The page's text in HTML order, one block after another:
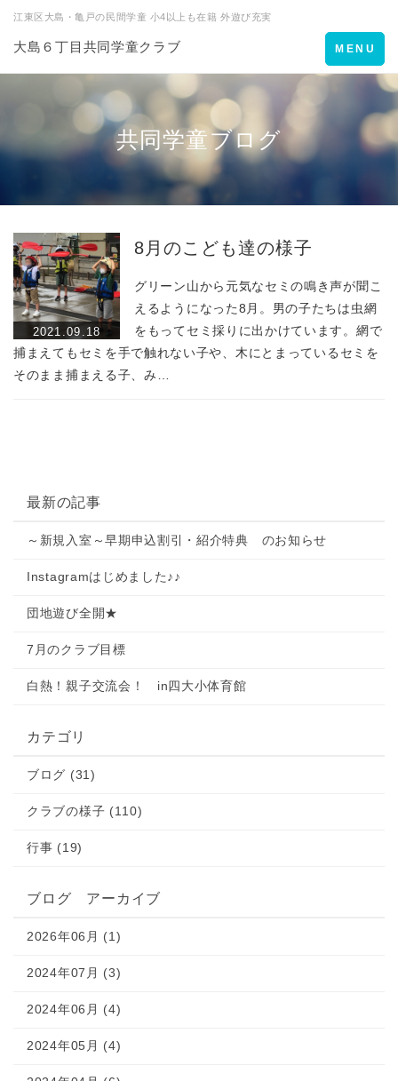
江東区大島・亀戸の民間学童 小4以上も在籍 外遊び充実
大島６丁目共同学童クラブ
Toggle
navigation
MENU
共同学童ブログ
2021.09.18
8月のこども達の様子
グリーン山から元気なセミの鳴き声が聞こ
えるようになった8月。男の子たちは虫網
をもってセミ採りに出かけています。網で
捕まえてもセミを手で触れない子や、木にとまっているセミを
そのまま捕まえる子、み…
最新の記事
～新規入室～早期申込割引・紹介特典 のお知らせ
Instagramはじめました♪♪
団地遊び全開★
7月のクラブ目標
白熱！親子交流会！ in四大小体育館
カテゴリ
ブログ (31)
クラブの様子 (110)
行事 (19)
ブログ アーカイブ
2026年06月 (1)
2024年07月 (3)
2024年06月 (4)
2024年05月 (4)